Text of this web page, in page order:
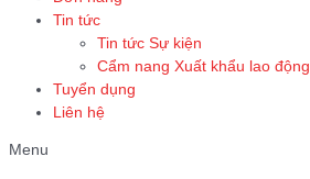
Tin tức
Tin tức Sự kiện
Cẩm nang Xuất khẩu lao động
Tuyển dụng
Liên hệ
Menu